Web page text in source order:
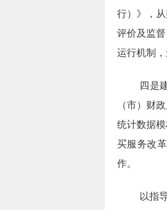
行）》，
评价及监
运行机制
四是
（市）财
统计数据
买服务改
作。
以指